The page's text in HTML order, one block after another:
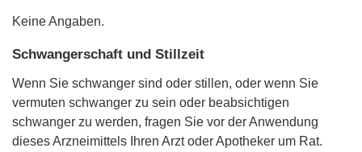
Keine Angaben.
Schwangerschaft und Stillzeit
Wenn Sie schwanger sind oder stillen, oder wenn Sie
vermuten schwanger zu sein oder beabsichtigen
schwanger zu werden, fragen Sie vor der Anwendung
dieses Arzneimittels Ihren Arzt oder Apotheker um Rat.